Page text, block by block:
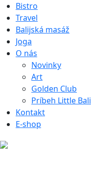
Bistro
Travel
Balijská masáž
Joga
O nás
Novinky
Art
Golden Club
Príbeh Little Bali
Kontakt
E-shop